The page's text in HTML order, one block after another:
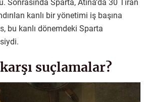
Sonrasında Sparta, Atina’da 30 Tiran
kanlı bir yönetimi iş başına
bu kanlı dönemdeki Sparta
suçlamalar?